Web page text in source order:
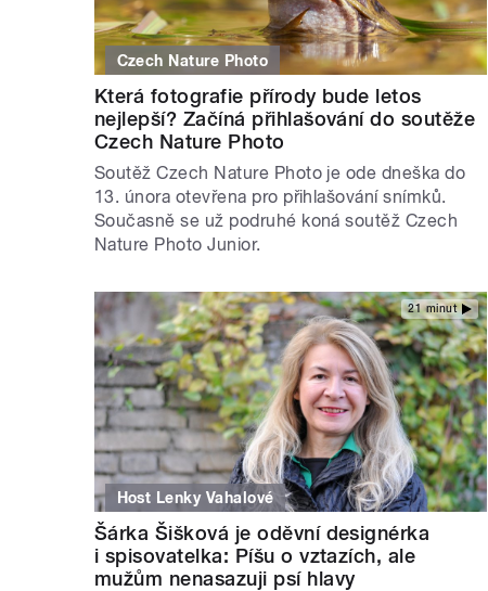
Czech Nature Photo
Která fotografie přírody bude letos
nejlepší? Začíná přihlašování do soutěže
Czech Nature Photo
Soutěž Czech Nature Photo je ode dneška do
13. února otevřena pro přihlašování snímků.
Současně se už podruhé koná soutěž Czech
Nature Photo Junior.
21 minut
Host Lenky Vahalové
Šárka Šišková je oděvní designérka
i spisovatelka: Píšu o vztazích, ale
mužům nenasazuji psí hlavy